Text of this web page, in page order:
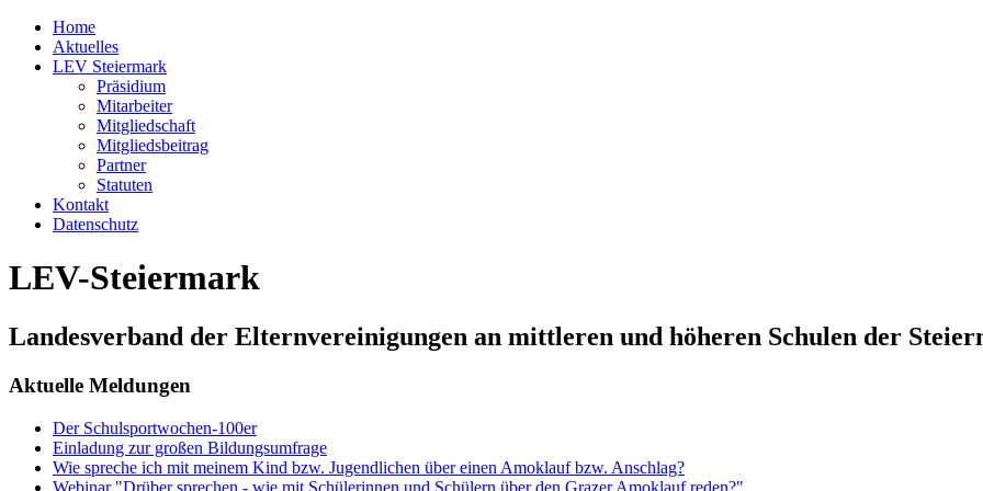
Home
Aktuelles
LEV Steiermark
Präsidium
Mitarbeiter
Mitgliedschaft
Mitgliedsbeitrag
Partner
Statuten
Kontakt
Datenschutz
LEV-Steiermark
Landesverband der Elternvereinigungen an mittleren und höheren Schulen der
Aktuelle Meldungen
Der Schulsportwochen-100er
Einladung zur großen Bildungsumfrage
Wie spreche ich mit meinem Kind bzw. Jugendlichen über einen Amoklauf bzw. Anschlag?
Webinar "Drüber sprechen - wie mit Schülerinnen und Schülern über den Grazer Amoklauf reden?"